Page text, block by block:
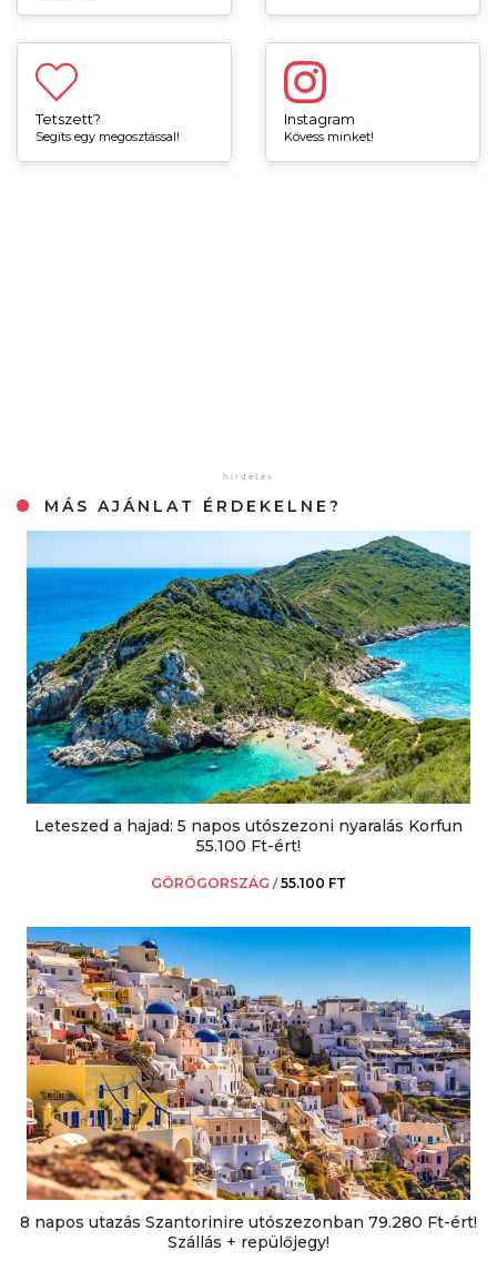
Tetszett?
Segíts egy megosztással!
Instagram
Kövess minket!
MÁS AJÁNLAT ÉRDEKELNE?
Leteszed a hajad: 5 napos utószezoni nyaralás Korfun
55.100 Ft-ért!
GÖRÖGORSZÁG /55.100 FT
8 napos utazás Szantorinire utószezonban 79.280 Ft-ért!
Szállás + repülőjegy!